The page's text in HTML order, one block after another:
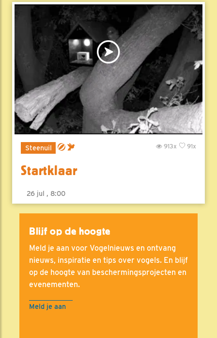
Steenuil 91x
913x
Startklaar
26 jul , 8:00
Blijf op de hoogte
Meld je aan voor Vogelnieuws en ontvang
nieuws, inspiratie en tips over vogels. En blijf
op de hoogte van beschermingsprojecten en
evenementen.
Meld je aan